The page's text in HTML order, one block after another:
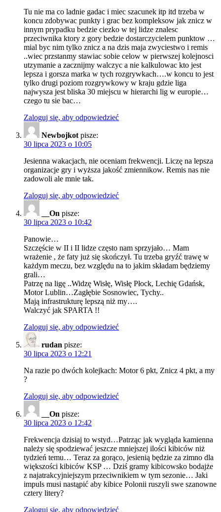
Tu nie ma co ladnie gadac i miec szacunek itp itd trzeba w
koncu zdobywac punkty i grac bez kompleksow jak znicz w
innym prypadku bedzie ciezko w tej lidze znalesc
przeciwnika ktory z gory bedzie dostarczycielem punktow …
mial byc nim tylko znicz a na dzis maja zwyciestwo i remis
..wiec przstanmy stawiac sobie celow w pierwszej kolejnosci
utzymanie a zacznijmy walczyc a nie kalkulowac kto jest
lepsza i gorsza marka w tych rozgrywkach….w koncu to jest
tylko drugi poziom rozgrywkowy w kraju gdzie liga
najwysza jest bliska 30 miejscu w hierarchi lig w europie…
czego tu sie bac…
Zaloguj się, aby odpowiedzieć
Newbojkot pisze:
30 lipca 2023 o 10:05
Jesienna wakacjach, nie oceniam frekwencji. Liczę na lepsza
organizacje gry i wyższa jakość zmiennikow. Remis nas nie
zadowoli ale mnie tak.
Zaloguj się, aby odpowiedzieć
__On pisze:
30 lipca 2023 o 10:42
Panowie…
Szczęście w II i II lidze często nam sprzyjało… Mam
wrażenie , że faty już się skończył. Tu trzeba gryźć trawę w
każdym meczu, bez względu na to jakim składam będziemy
grali…
Patrzę na ligę ..Widzę Wisłę, Wisłę Płock, Lechię Gdańsk,
Motor Lublin…Zagłębie Sosnowiec, Tychy..
Mają infrastrukturę lepszą niż my….
Walczyć jak SPARTA !!
Zaloguj się, aby odpowiedzieć
rudan pisze:
30 lipca 2023 o 12:21
Na razie po dwóch kolejkach: Motor 6 pkt, Znicz 4 pkt, a my
?
Zaloguj się, aby odpowiedzieć
__On pisze:
30 lipca 2023 o 12:42
Frekwencja dzisiaj to wstyd…Patrząc jak wygląda kamienna
należy się spodziewać jeszcze mniejszej ilości kibiców niż
tydzień temu… Teraz za gorąco, jesienią będzie za zimno dla
większości kibiców KSP … Dziś gramy kibicowsko bodajże
z najatrakcyjniejszym przeciwnikiem w tym sezonie… Jaki
impuls musi nastąpić aby kibice Polonii ruszyli swe szanowne
cztery litery?
Zaloguj się, aby odpowiedzieć